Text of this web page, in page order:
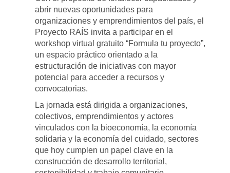
abrir nuevas oportunidades para
organizaciones y emprendimientos del país, el
Proyecto RAÍS invita a participar en el
workshop virtual gratuito “Formula tu proyecto”,
un espacio práctico orientado a la
estructuración de iniciativas con mayor
potencial para acceder a recursos y
convocatorias.
La jornada está dirigida a organizaciones,
colectivos, emprendimientos y actores
vinculados con la bioeconomía, la economía
solidaria y la economía del cuidado, sectores
que hoy cumplen un papel clave en la
construcción de desarrollo territorial,